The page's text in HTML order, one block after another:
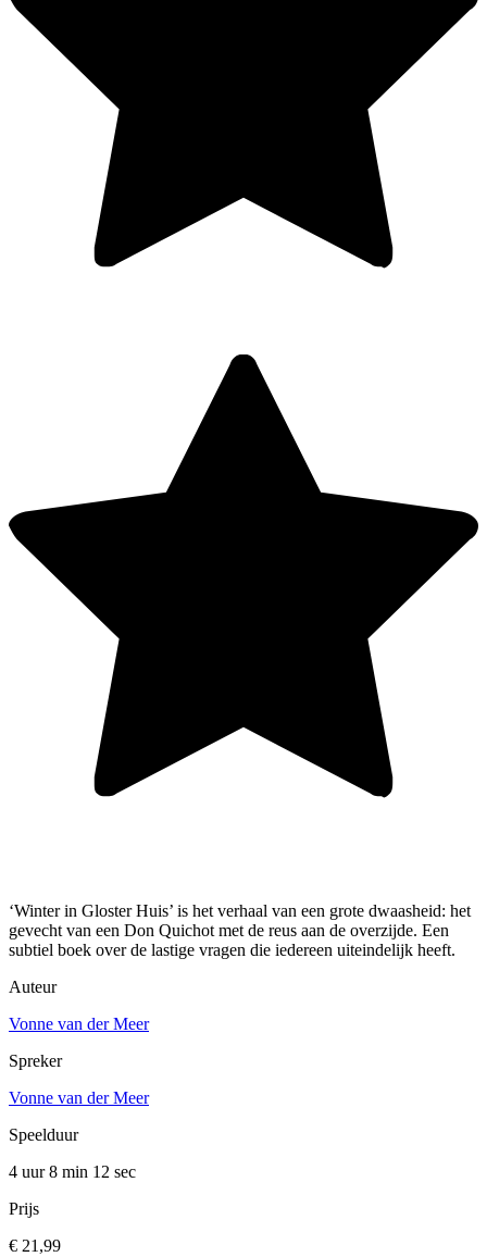
‘Winter in Gloster Huis’ is het verhaal van een grote dwaasheid: het
gevecht van een Don Quichot met de reus aan de overzijde. Een
subtiel boek over de lastige vragen die iedereen uiteindelijk heeft.
Auteur
Vonne van der Meer
Spreker
Vonne van der Meer
Speelduur
4 uur 8 min 12 sec
Prijs
€ 21,99